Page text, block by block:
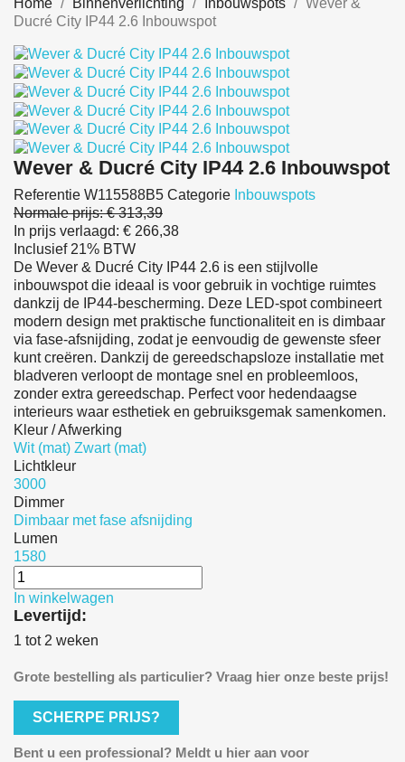
Ducré City IP44 2.6 Inbouwspot
Wever & Ducré City IP44 2.6 Inbouwspot
Referentie W115588B5 Categorie Inbouwspots
Normale prijs:€ 313,39
In prijs verlaagd: € 266,38
Inclusief 21% BTW
De Wever & Ducré City IP44 2.6 is een stijlvolle
inbouwspot die ideaal is voor gebruik in vochtige ruimtes
dankzij de IP44-bescherming. Deze LED-spot combineert
modern design met praktische functionaliteit en is dimbaar
via fase-afsnijding, zodat je eenvoudig de gewenste sfeer
kunt creëren. Dankzij de gereedschapsloze installatie met
bladveren verloopt de montage snel en probleemloos,
zonder extra gereedschap. Perfect voor hedendaagse
interieurs waar esthetiek en gebruiksgemak samenkomen.
Kleur / Afwerking
Wit (mat) Zwart (mat)
Lichtkleur
3000
Dimmer
Dimbaar met fase afsnijding
Lumen
1580
In winkelwagen
Levertijd:
1 tot 2 weken
Grote bestelling als particulier? Vraag hier onze beste prijs!
SCHERPE PRIJS?
Bent u een professional? Meldt u hier aan voor